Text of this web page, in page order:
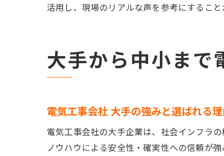
活用し、現場のリアルな声を参考にすること
大手から中小まで
電気工事会社 大手の強みと選ばれる
電気工事会社の大手企業は、社会インフラ
ノウハウによる安全性・確実性への信頼が